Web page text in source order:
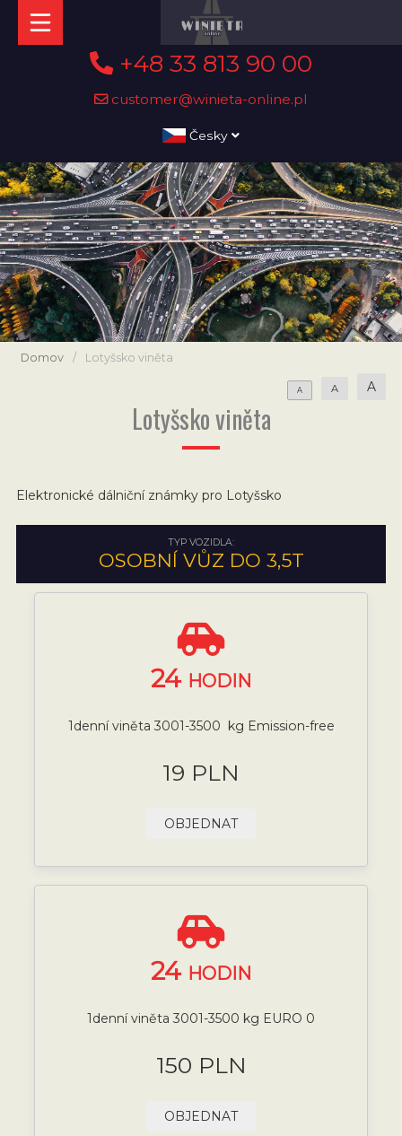
+48 33 813 90 00
customer@winieta-online.pl
Česky
Domov / Lotyšsko viněta
A A A
Lotyšsko viněta
Elektronické dálniční známky pro Lotyšsko
TYP VOZIDLA:
OSOBNÍ VŮZ DO 3,5T
24 HODIN
1denní viněta 3001-3500 kg Emission-free
19 PLN
OBJEDNAT
24 HODIN
1denní viněta 3001-3500 kg EURO 0
150 PLN
OBJEDNAT